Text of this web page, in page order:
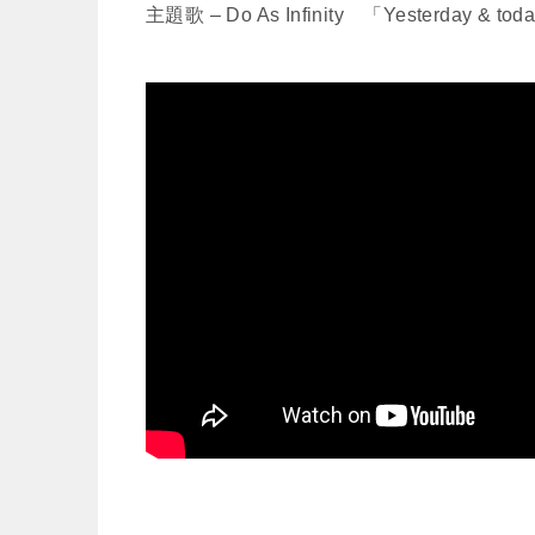
主題歌 – Do As Infinity 「Yesterday &